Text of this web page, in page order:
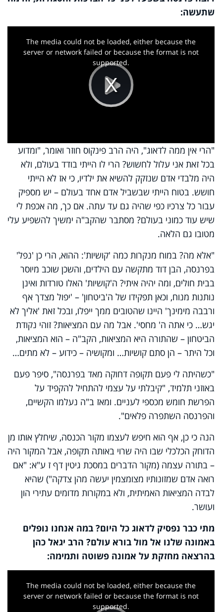
שתעשה:
Play
Video
The media could not be loaded, either because the
server or network failed or because the format is not
supported.
"הרי אין ממה לדאוג", היה הרב פינקוס חוזר ואומר, "ומדוע
בכל זאת אני עלול לחשוש? הרי לו הייתי בודד בעולם, ולא
היה מלבדי אדם שנזקק להשיא את ילדיו, כי אז לא הייתי
חושש. בטוח הייתי שבשביל אדם אחד בעולם – יש מספיק
עבור כל צרכיו כפי שהיה גם עד עתה. אם כך, מה אכפת לי
שיש עוד כמוני בעולם? מסתבר שהקב"ה ימשיך להשפיע עלי
מטובו גם הלאה.
"אלא מה? במוח מנקרות כמה 'קושיות': ההוא, הרי כן 'נפל'
בפרנסה, הבן דוד מתקשה עם הילדים, והשכן שוכב מיוסר
בבית חולים, ומה יהיה איתי? ה'קושיות' האלו טורדות ואינן
נותנות מנוח, וכאן תפקידו של ה'ביטחון' – 'יפול מצדך אף
ורבבה מימינך' היינו שהטובים ממך ייפלו, ובכל זאת 'אליך לא
יגש… כי אתה ה' מחסי'. אבל מה עם המציאות? זוהי נקודת
הביטחון – שהתורה היא המציאות, הקב"ה – הוא המציאות,
וכל היתר – הן סתם קושיות… ומקושיה – כידוע – לא מתים…
"כשהיתה לי פעם תקופה דחוקה מאד בפרנסה", סיפר פעם
באוזני תלמיד, "קיבלתי על עצמי להתחיל להקפיד על
הפרשת חומש מכספי לעניים. ומאז ב"ה נעלמו הקשיים,
והפרנסה השתפרה פלאים".
הנה כי כן, אף הוא חיפש לעצמו מקור הכנסה, שיחלץ אותו מן
הדוחק הכלכלי שבו היה שרוי באותה תקופה, אבל המקור היה
– בתורה עצמה (מקור הדברים במסכת גיטין דף ז ע"א: "אם
רואה אדם שמזונותיו מצומצמין יעשה מהן צדקה") שהיא
לבדה המציאות האמיתית, ולא במקורות מדומים עתירי הון
ועושר.
מתי כבר נפסיק לדאוג כל היום? במה אנחנו נופלים
באמונה שלנו אל מול בורא עולם? הרב יגאל כהן
בהרצאה מחזקת על אמונה פשוטה ותמימה:
The media could not be loaded, either because the
server or network failed or because the format is not
supported.